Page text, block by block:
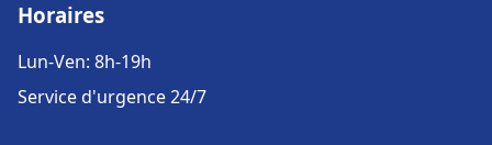
Horaires
Lun-Ven: 8h-19h
Service d'urgence 24/7